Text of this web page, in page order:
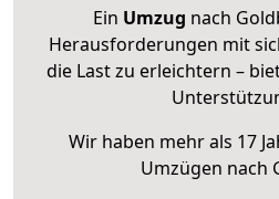
Ein Umzug nach
Herausforderungen mit
die Last zu erleichtern –
Wir haben mehr als 17
Umzügen nach